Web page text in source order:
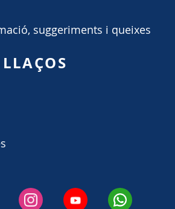
suggeriments i queixes